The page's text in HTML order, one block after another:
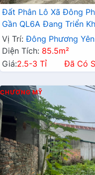
Đất Phân Lô Xã Đông
Gần QL6A Đang Triển
Vị Trí: Đông Phương Yên
Diện Tích: 85.5m²
Giá:2.5-3 Tỉ Đã Có
CHƯƠNG MỸ